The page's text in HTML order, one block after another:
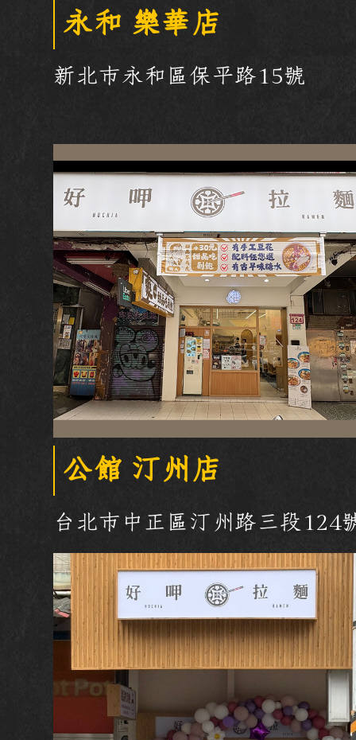
永和 樂華店
新北市永和區保平路15號
公館 汀州店
台北市中正區汀州路三段124